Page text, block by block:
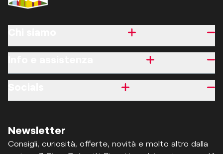
Newsletter
Consigli, curiosità, offerte, novità e molto altro dalla